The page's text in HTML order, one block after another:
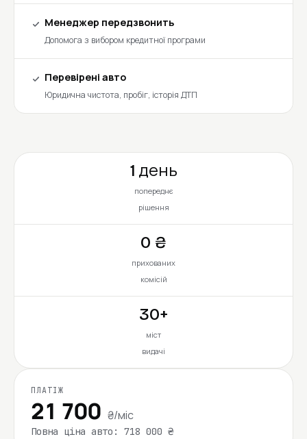
Менеджер передзвонить
Допомога з вибором кредитної програми
Перевірені авто
Юридична чистота, пробіг, історія ДТП
1 день
попереднє
рішення
0 ₴
прихованих
комісій
30+
міст
видачі
ПЛАТІЖ
21 700 ₴/міс
Повна ціна авто: 718 000 ₴